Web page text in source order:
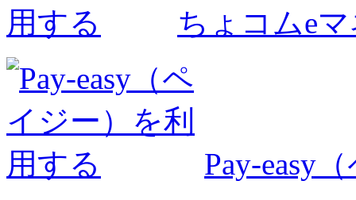
ちょコムe
Pay-easy